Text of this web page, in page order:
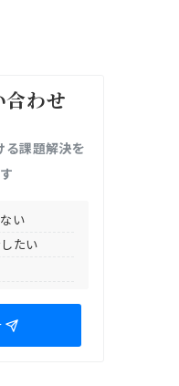
合わせ
る課題解決を
い
たい